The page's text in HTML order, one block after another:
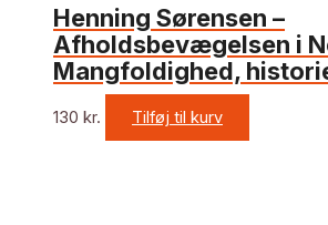
Henning Sørensen –
Afholdsbevægelsen i
Mangfoldighed,
130 kr. Tilføj til kurv